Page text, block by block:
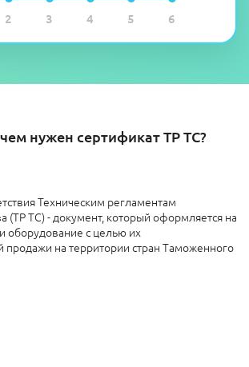
2 3 4 5 6
нужен сертификат ТР ТС?
Техническим регламентам
(ТР ТС) - документ, который оформляется на
оборудование с целью их
продажи на территории стран Таможенного